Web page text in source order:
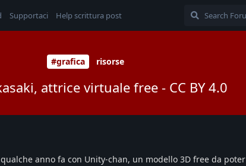
Supportaci Help scrittura post
#grafica risorse
attrice virtuale free - CC BY 4.0
anno fa con Unity-chan, un modello 3D free da poter